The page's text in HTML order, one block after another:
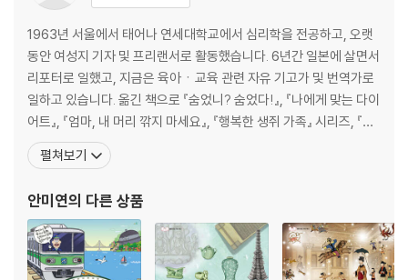
1963년 서울에서 태어나 연세대학교에서 심리학을 전공하고, 오랫
동안 여성지 기자 및 프리랜서로 활동했습니다. 6년간 일본에 살면서
리포터로 일했고, 지금은 육아ㆍ교육 관련 자유 기고가 및 번역가로
일하고 있습니다. 옮긴 책으로 『숨었니? 숨었다!』, 『나에게 맞는 다이
어트』, 『엄마, 내 머리 깎지 마세요』, 『행복한 생쥐 가족』 시리즈, 『높
이 높이』, 『콧구멍을 후비면』, 『나는야 탐험가 쿤쿤』, 『뾰족산에 사는
리토라』, 『999마리 개구리 형제의 이사』 등이 있으며, 『몽룡이의 자
『또박또박 반갑게 인사해
펼쳐보기
안미연의 다른 상품